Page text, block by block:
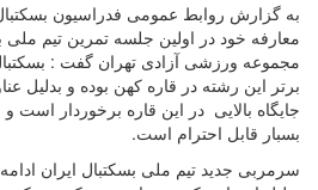
به گزارش روابط عمومی فدراسیون
معارفه خود در اولین جلسه تمرین تیم ملی
مجموعه ورزشی آزادی تهران گفت :
برتر این رشته در قاره کهن بوده و بدلیل
جایگاه بالایی در این قاره برخوردار است
بسبار قابل احترام است.
سرمربی جدید تیم ملی بسکتبال ایران